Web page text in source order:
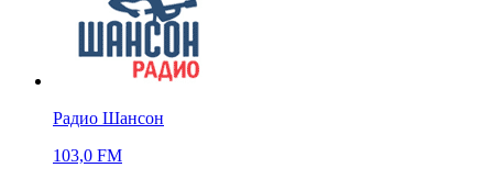
Радио Шансон
103,0 FM